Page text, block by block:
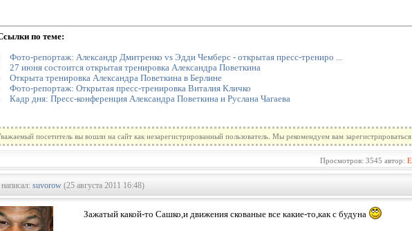
по теме:
Фото-репортаж: Александр Дмитренко vs Эдди Чемберс - открытая пресс-трениро ...
27 июня состоится открытая тренировка Александра Поветкина
Открыта тренировка Александра Поветкина в Берлине
Фото-репортаж: Открытая пресс-тренировка Виталия Кличко
Кадр дня: Пресс-конференция Александра Поветкина и Руслана Чагаева
посетитель вы вошли на сайт как незарегистрированный пользователь. Мы рекомендуем вам
Просмотров: 3545 автор:
suvorow (25 августа 2011 16:48)
Зажатый какой-то Сашко,и движения скованые все какие-то,как с будуна